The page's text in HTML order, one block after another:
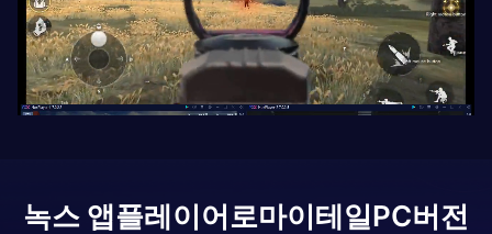
녹스 앱플레이어로마이테일PC버전